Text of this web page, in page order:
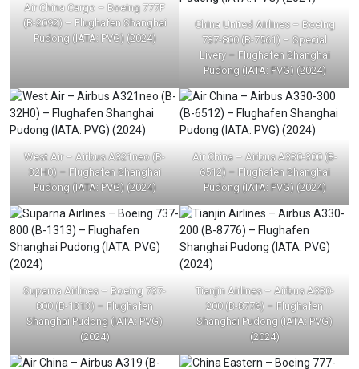
Air China Cargo – Boeing 777F
(B-2092) – Flughafen Shanghai
Pudong (IATA: PVG) (2024)
China United Airlines – Boeing
737-800 (B-7561) – Special
Livery – Flughafen Shanghai
Pudong (IATA: PVG) (2024)
West Air – Airbus A321neo (B-
32H0) – Flughafen Shanghai
Pudong (IATA: PVG) (2024)
Air China – Airbus A330-300 (B-
6512) – Flughafen Shanghai
Pudong (IATA: PVG) (2024)
Suparna Airlines – Boeing 737-
800 (B-1313) – Flughafen
Shanghai Pudong (IATA: PVG)
(2024)
Tianjin Airlines – Airbus A330-
200 (B-8776) – Flughafen
Shanghai Pudong (IATA: PVG)
(2024)